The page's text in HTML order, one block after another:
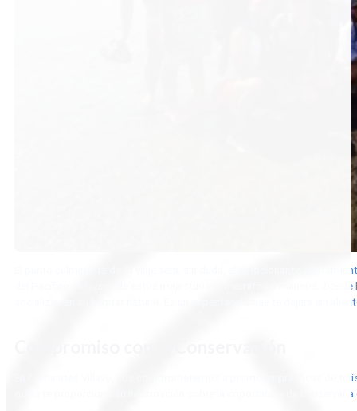
El punto culminante de tu viaje será, sin duda, el emocionante
del Pacífico en busca de estos majestuosos mamíferos marinos.
socializan en su hábitat natural. Es un espectáculo que te dejará sin
En Caminates Villavo, nos comprometemos a promover prácticas de
guías te proporcionarán información sobre la importancia de